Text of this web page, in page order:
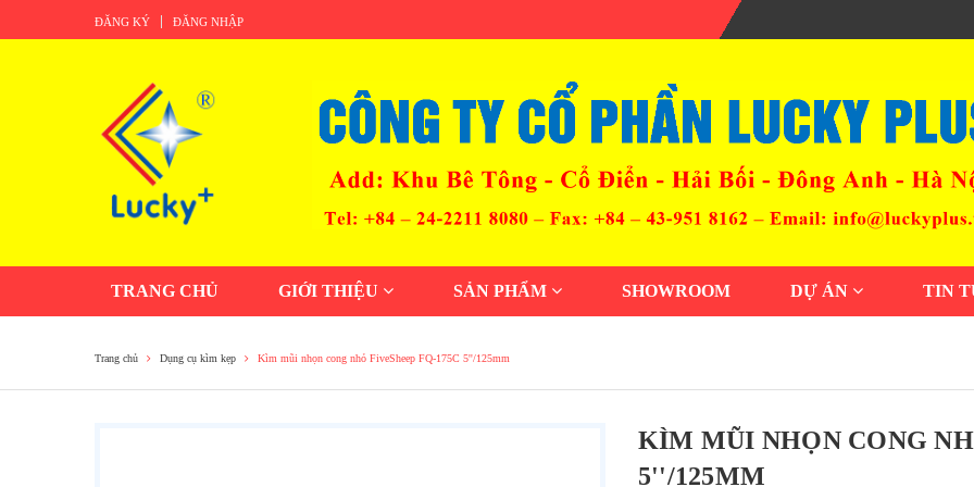
ĐĂNG KÝ ĐĂNG NHẬP
TRANG CHỦ GIỚI THIỆU SẢN PHẨM SHOWROOM DỰ ÁN TIN
Trang chủ Dụng cụ kìm kẹp Kìm mũi nhọn cong nhỏ FiveSheep FQ-175C 5''/125mm
KÌM MŨI NHỌN CONG
5''/125MM